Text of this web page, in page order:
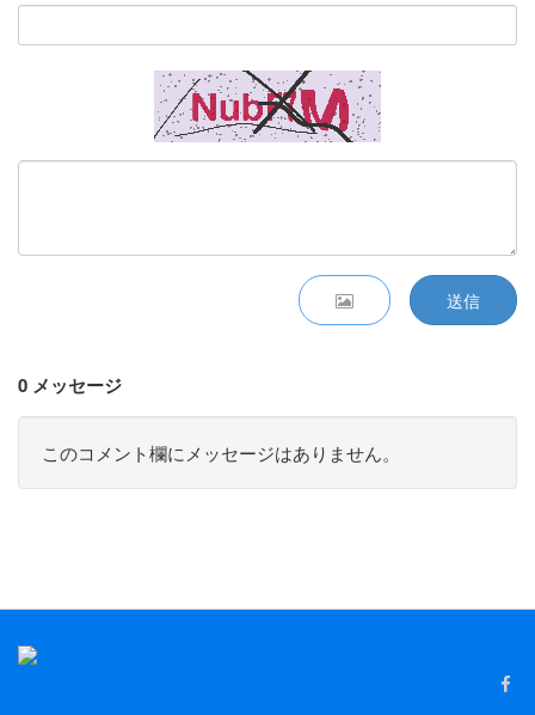
送信
0 メッセージ
このコメント欄にメッセージはありません。